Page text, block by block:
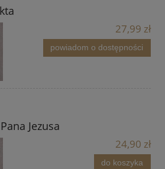
27,99 zł
powiadom o dostępności
Jezusa
24,90 zł
do koszyka